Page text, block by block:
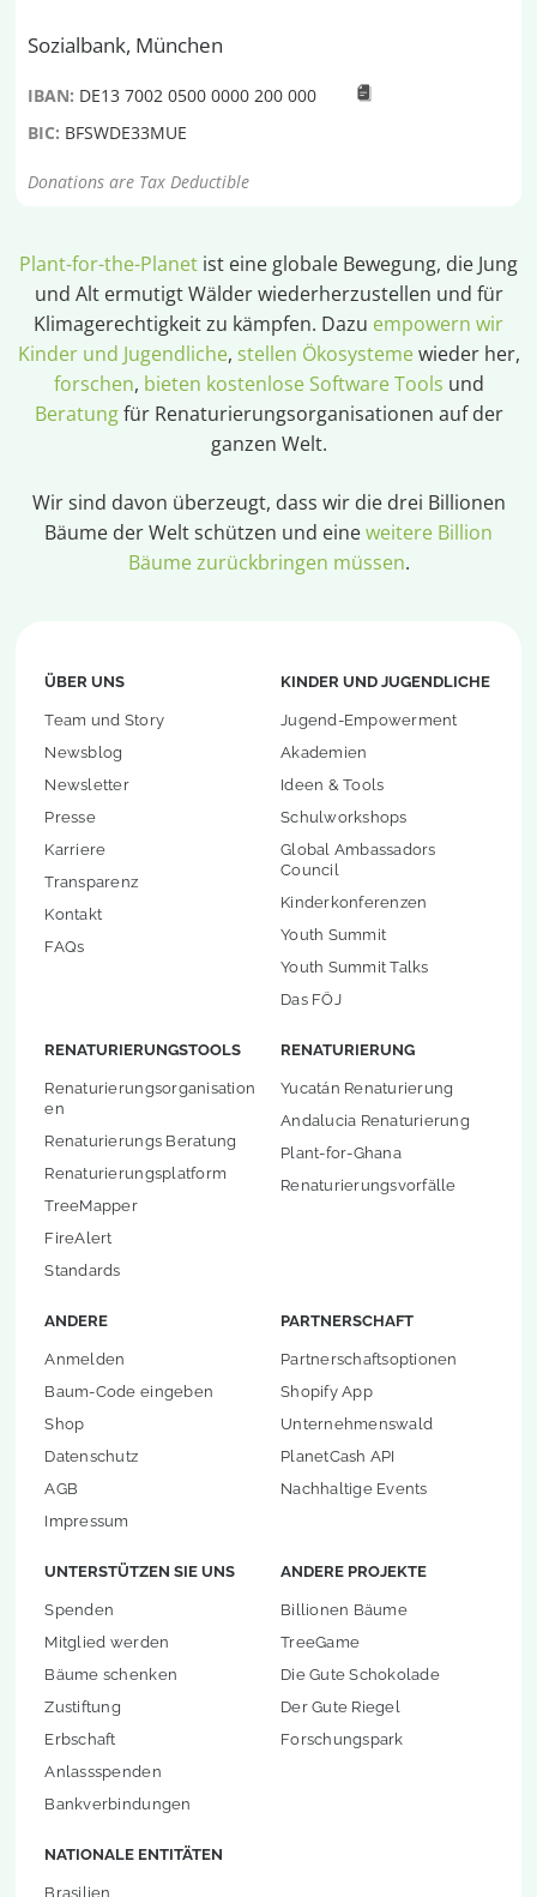
Sozialbank, München
IBAN: DE13 7002 0500 0000 200 000
BIC: BFSWDE33MUE
Donations are Tax Deductible
Plant-for-the-Planet ist eine globale Bewegung, die Jung
und Alt ermutigt Wälder wiederherzustellen und für
Klimagerechtigkeit zu kämpfen. Dazu empowern wir
Kinder und Jugendliche, stellen Ökosystemewieder her,
forschen, bieten kostenlose Software Tools und
Beratungfür Renaturierungsorganisationen auf der
ganzen Welt.
Wir sind davon überzeugt, dass wir die drei Billionen
Bäume der Welt schützen und eineweitere Billion
Bäume zurückbringen müssen.
ÜBER UNS
Team und Story
Newsblog
Newsletter
Presse
Karriere
Transparenz
Kontakt
FAQs
KINDER UND JUGENDLICHE
Jugend-Empowerment
Akademien
Ideen & Tools
Schulworkshops
Global Ambassadors
Council
Kinderkonferenzen
Youth Summit
Youth Summit Talks
Das FÖJ
RENATURIERUNGSTOOLS
Renaturierungsorganisation
en
Renaturierungs Beratung
Renaturierungsplatform
TreeMapper
FireAlert
Standards
RENATURIERUNG
Yucatán Renaturierung
Andalucia Renaturierung
Plant-for-Ghana
Renaturierungsvorfälle
ANDERE
Anmelden
Baum-Code eingeben
Shop
Datenschutz
AGB
Impressum
PARTNERSCHAFT
Partnerschaftsoptionen
Shopify App
Unternehmenswald
PlanetCash API
Nachhaltige Events
UNTERSTÜTZEN SIE UNS
Spenden
Mitglied werden
Bäume schenken
Zustiftung
Erbschaft
Anlassspenden
Bankverbindungen
ANDERE PROJEKTE
Billionen Bäume
TreeGame
Die Gute Schokolade
Der Gute Riegel
Forschungspark
NATIONALE ENTITÄTEN
Brasilien